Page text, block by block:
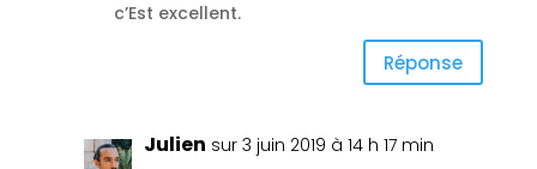
c’Est excellent.
Réponse
Julien sur 3 juin 2019 à 14 h 17 min